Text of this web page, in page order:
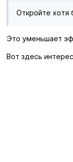
Откройте хотя
Это уменьшает
Вот здесь